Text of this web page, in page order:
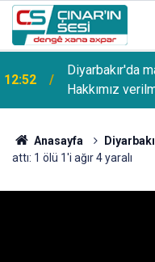
12:52
Diyarbakır'da
Hakkımız
Anasayfa
attı: 1 ölü 1'i ağır 4 yaralı